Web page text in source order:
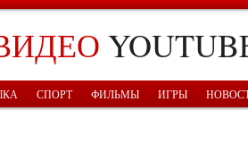
СПОРТ ФИЛЬМЫ ИГРЫ